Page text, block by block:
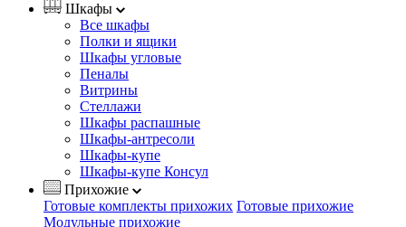
Шкафы
Все шкафы
Полки и ящики
Шкафы угловые
Пеналы
Витрины
Стеллажи
Шкафы распашные
Шкафы-антресоли
Шкафы-купе
Шкафы-купе Консул
Прихожие
Готовые комплекты прихожих Готовые прихожие
Модульные прихожие